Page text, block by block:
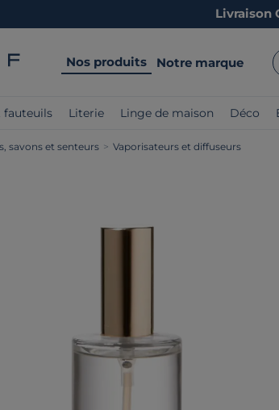
Livraison
Nos produits Notre marque
fauteuils Literie Linge de maison Déco
savons et senteurs > Vaporisateurs et diffuseurs